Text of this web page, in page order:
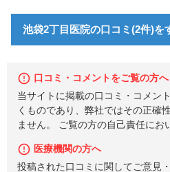
池袋2丁目医院の口コミ(2件)を
口コミ・コメントをご覧の方へ
当サイトに掲載の口コミ・コメン
くものであり、弊社ではその正確
ません。 ご覧の方の自己責任にお
医療機関の方へ
投稿された口コミに関してご意見